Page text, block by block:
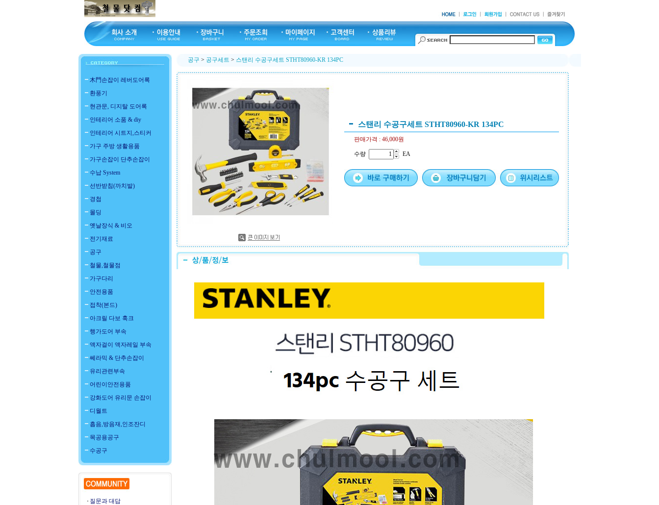
木門손잡이 레버도어록
환풍기
현관문, 디지탈 도어록
인테리어 소품 & diy
인테리어 시트지,스티커
가구 주방 생활용품
가구손잡이 단추손잡이
수납 System
선반받침(까치발)
경첩
몰딩
옛날장식 & 비오
전기재료
공구
철물,철물점
가구다리
안전용품
접착(본드)
아크릴 다보 훅크
행가도어 부속
액자걸이 액자레일 부속
쎄라믹 & 단추손잡이
유리관련부속
어린이안전용품
강화도어 유리문 손잡이
디월트
흡음,방음재,인조잔디
목공용공구
수공구
질문과 대답
공구 > 공구세트 > 스탠리 수공구세트 STHT80960-KR 134PC
스탠리 수공구세트 STHT80960-KR 134PC
판매가격 : 46,000원
수량 EA